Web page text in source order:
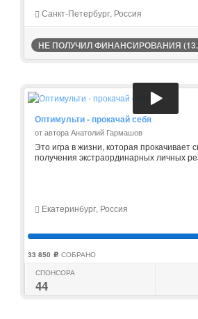
Санкт-Петербург, Россия
НЕ ПОЛУЧИЛ ФИНАНСИРОВАНИЯ
Оптимульти - прокачай себя
от автора Анатолий Гармашов
Это игра в жизни, которая прокачивает
получения экстраординарных личных
Екатеринбург, Россия
33 850 c СОБРАНО
СПОНСОРА
44